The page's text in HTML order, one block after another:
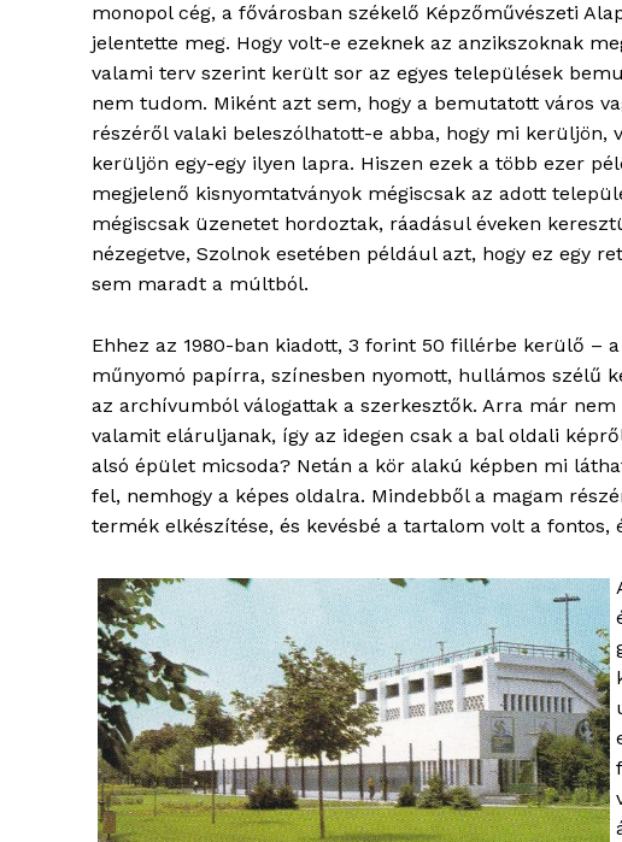
blogSZOLNOK
szubjektív
élményportál
monopol cég, a fővárosban székelő Képzőművészeti
jelentette meg. Hogy volt-e ezeknek az anzikszoknak
valami terv szerint került sor az egyes települések
nem tudom. Miként azt sem, hogy a bemutatott város
részéről valaki beleszólhatott-e abba, hogy mi kerüljön,
kerüljön egy-egy ilyen lapra. Hiszen ezek a több ezer
megjelenő kisnyomtatványok mégiscsak az adott
mégiscsak üzenetet hordoztak, ráadásul éveken
nézegetve, Szolnok esetében például azt, hogy ez egy
sem maradt a múltból.
Ehhez az 1980-ban kiadott, 3 forint 50 fillérbe kerülő –
műnyomó papírra, színesben nyomott, hullámos szélű
az archívumból válogattak a szerkesztők. Arra már
valamit eláruljanak, így az idegen csak a bal oldali
alsó épület micsoda? Netán a kör alakú képben mi
fel, nemhogy a képes oldalra. Mindebből a magam
termék elkészítése, és kevésbé a tartalom volt a fontos,